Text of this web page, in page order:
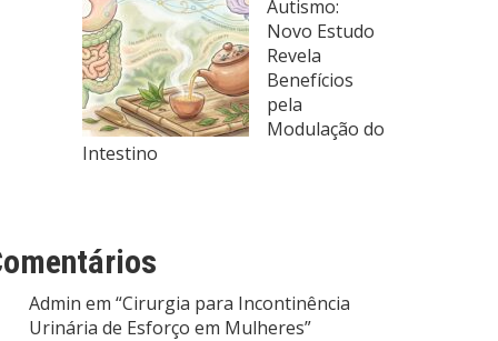
Autismo:
Novo Estudo
Revela
Benefícios
pela
Modulação do
Intestino
Admin em “Cirurgia para Incontinência
Urinária de Esforço em Mulheres”